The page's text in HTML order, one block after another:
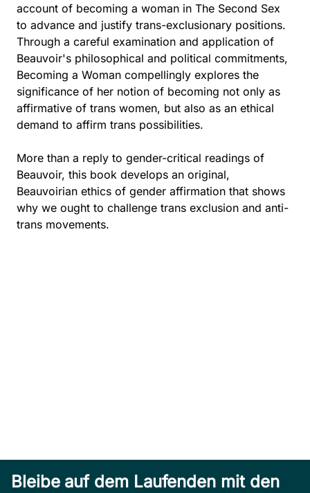
account of becoming a woman in The Second Sex
to advance and justify trans-exclusionary positions.
Through a careful examination and application of
Beauvoir's philosophical and political commitments,
Becoming a Woman compellingly explores the
significance of her notion of becoming not only as
affirmative of trans women, but also as an ethical
demand to affirm trans possibilities.
More than a reply to gender-critical readings of
Beauvoir, this book develops an original,
Beauvoirian ethics of gender affirmation that shows
why we ought to challenge trans exclusion and anti-
trans movements.
Bleibe auf dem Laufenden mit den